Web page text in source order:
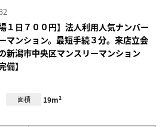
１日７００円】法人利用人気ナンバー
マンション。最短手続３分。来店立会
新潟市中央区マンスリーマンション
備】
面積 19m²